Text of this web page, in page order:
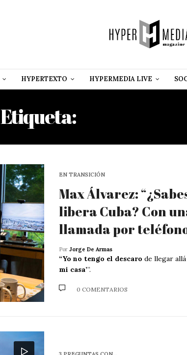
HYPERTEXTO HYPERMEDIA LIVE
Etiqueta:
EN TRANSICIÓN
Max Álvarez:
libera Cuba? Con
llamada por
Por Jorge De Armas
“Yo no tengo el descaro de llegar
mi casa’”.
0 COMENTARIOS